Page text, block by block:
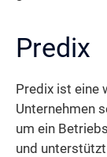
Predix
Predix ist eine
Unternehmen
um ein
und